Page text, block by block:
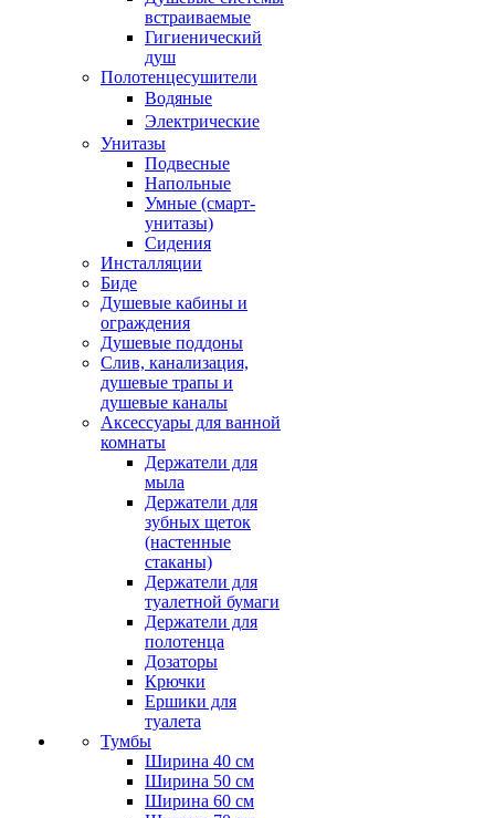
встраиваемые
Гигиенический
душ
Полотенцесушители
ㅤВодяные
ㅤЭлектрические
Унитазы
Подвесные
Напольные
Умные (смарт-
унитазы)
Сидения
Инсталляции
Биде
Душевые кабины и
ограждения
Душевые поддоны
Слив, канализация,
душевые трапы и
душевые каналы
Аксессуары для ванной
комнаты
Держатели для
мыла
Держатели для
зубных щеток
(настенные
стаканы)
Держатели для
туалетной бумаги
Держатели для
полотенца
Дозаторы
Крючки
Ершики для
туалета
Тумбы
Ширина 40 см
Ширина 50 см
Ширина 60 см